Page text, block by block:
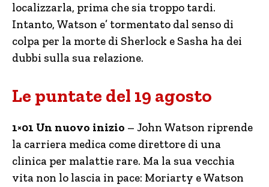
localizzarla, prima che sia troppo tardi.
Intanto, Watson e’ tormentato dal senso di
colpa per la morte di Sherlock e Sasha ha dei
dubbi sulla sua relazione.
Le puntate del 19 agosto
1×01 Un nuovo inizio – John Watson riprende
la carriera medica come direttore di una
clinica per malattie rare. Ma la sua vecchia
vita non lo lascia in pace: Moriarty e Watson